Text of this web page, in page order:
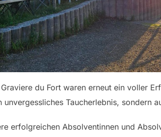
du Fort waren erneut ein voller
Taucherlebnis, sondern
erfolgreichen Absolventinnen und